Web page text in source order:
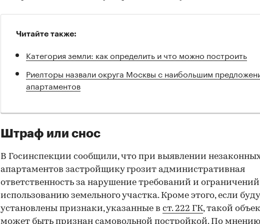
Читайте также:
Категория земли: как определить и что можно построить
Риелторы назвали округа Москвы с наибольшим
апартаментов
Штраф или снос
В Госинспекции сообщили, что при выявлении
апартаментов застройщику грозит административная
ответственность за нарушение требований и
использованию земельного участка. Кроме этого, если
установлены признаки, указанные в ст. 222 ГК, такой
может быть признан самовольной постройкой. По мнению